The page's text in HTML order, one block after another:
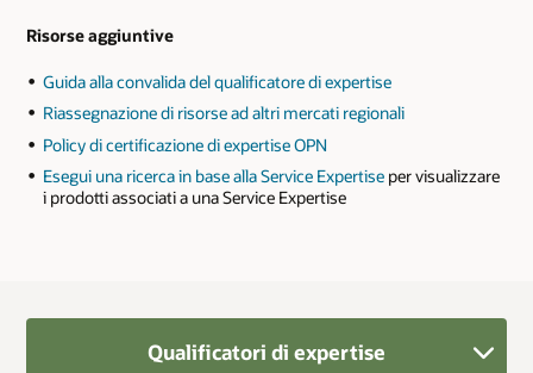
Risorse aggiuntive
Guida alla convalida del qualificatore di expertise
Riassegnazione di risorse ad altri mercati regionali
Policy di certificazione di expertise OPN
Esegui una ricerca in base alla Service Expertise per visualizzare
i prodotti associati a una Service Expertise
Qualificatori di expertise